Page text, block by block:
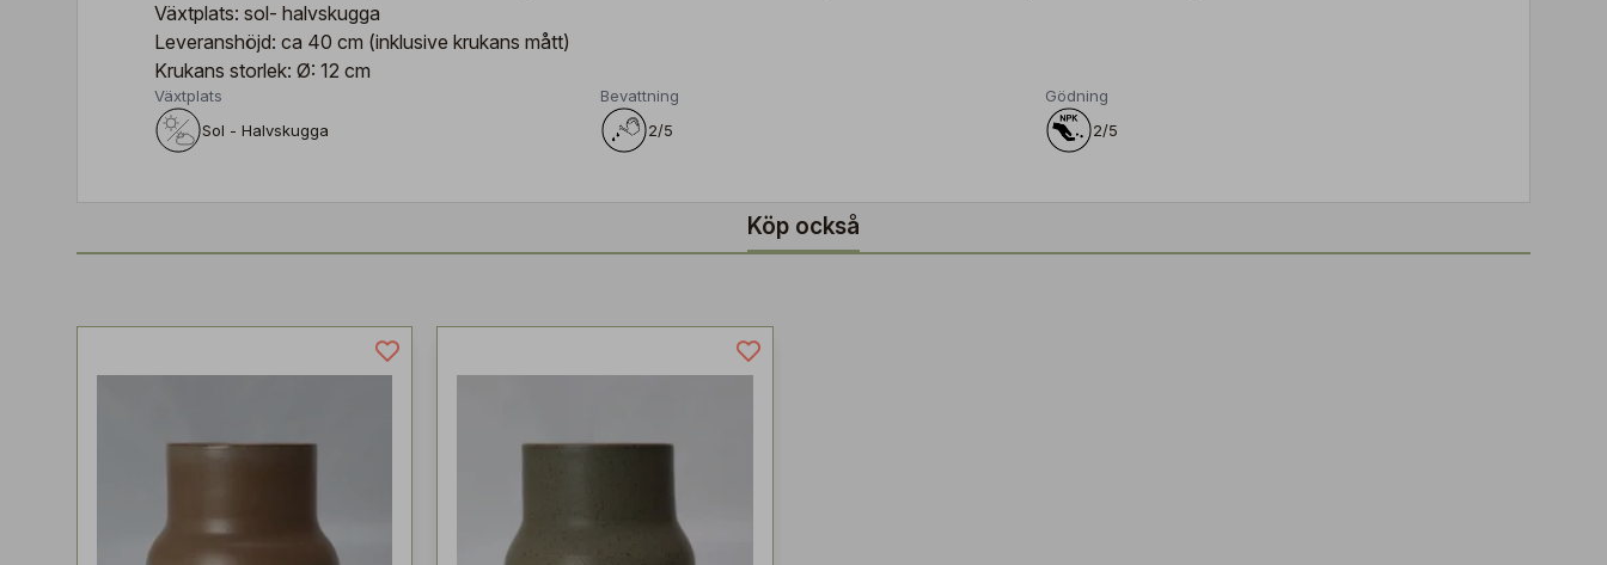
Växtplats: sol- halvskugga
Leveranshöjd: ca 40 cm (inklusive krukans mått)
Krukans storlek: Ø: 12 cm
Växtplats
Sol - Halvskugga
Bevattning
2/5
Gödning
2/5
Köp också